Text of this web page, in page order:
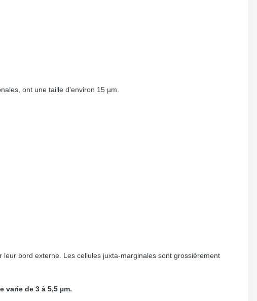
ont une taille d'environ 15 µm.
bord externe. Les cellules juxta-marginales sont grossièrement
varie de 3 à 5,5 µm.